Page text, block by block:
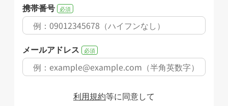
携帯番号 必須
メールアドレス 必須
利用規約等に同意して